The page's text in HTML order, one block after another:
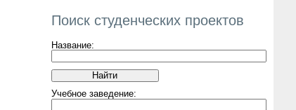
Поиск студенческих проектов
Название:
Учебное заведение: